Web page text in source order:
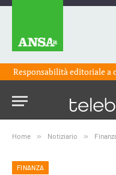
Responsabilità editoriale a
Home » Notiziario »
FINANZA